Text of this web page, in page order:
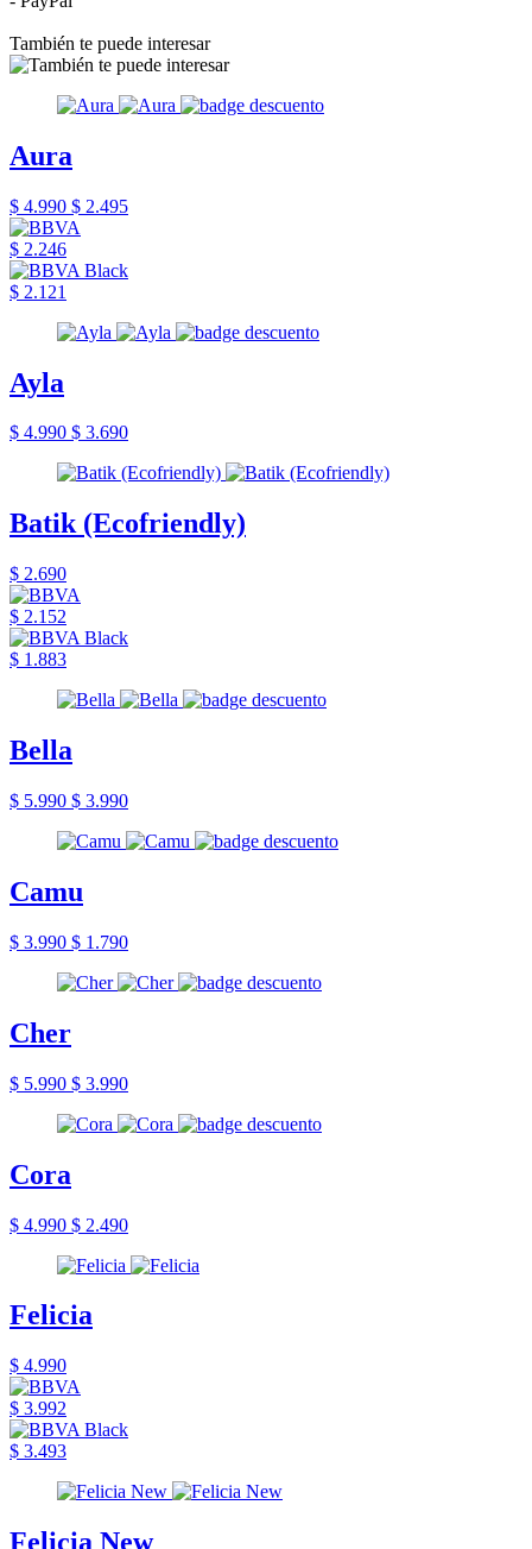
También te puede interesar
Aura
$ 4.990 $ 2.495
$ 2.246
$ 2.121
Ayla
$ 4.990 $ 3.690
Batik (Ecofriendly)
$ 2.690
$ 2.152
$ 1.883
Bella
$ 5.990 $ 3.990
Camu
$ 3.990 $ 1.790
Cher
$ 5.990 $ 3.990
Cora
$ 4.990 $ 2.490
Felicia
$ 4.990
$ 3.992
$ 3.493
Felicia New